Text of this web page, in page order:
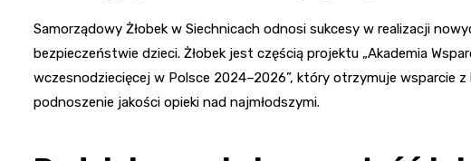
Samorządowy Żłobek w Siechnicach odnosi sukcesy w realizacji
bezpieczeństwie dzieci. Żłobek jest częścią projektu „Akademia
wczesnodziecięcej w Polsce 2024–2026”, który otrzymuje wsparcie
podnoszenie jakości opieki nad najmłodszymi.